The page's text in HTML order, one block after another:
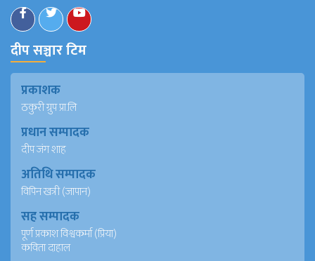
दीप सञ्चार टिम
प्रकाशक
ठकुरी ग्रुप प्रा.लि
प्रधान सम्पादक
दीप जंग शाह
अतिथि सम्पादक
विपिन खत्री (जापान)
सह सम्पादक
पूर्ण प्रकाश विश्वकर्मा (प्रिया)
कविता दाहाल